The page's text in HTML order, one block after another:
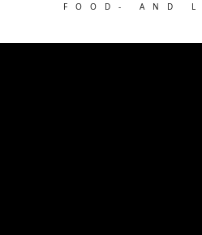
FOOD- AND